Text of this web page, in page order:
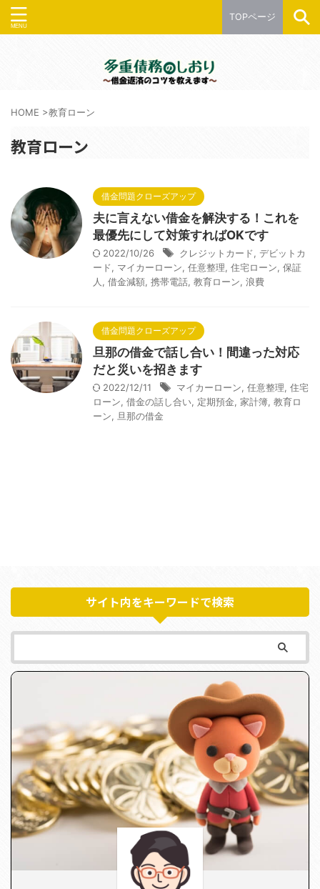
TOPページ
HOME >教育ローン
教育ローン
借金問題クローズアップ
夫に言えない借金を解決する！これを
最優先にして対策すればOKです
2022/10/26 クレジットカード, デビットカ
ード, マイカーローン, 任意整理, 住宅ローン, 保証
人 , 借金減額, 携帯電話, 教育ローン, 浪費
借金問題クローズアップ
旦那の借金で話し合い！間違った対応
だと災いを招きます
2022/12/11 マイカーローン, 任意整理, 住宅
ローン, 借金の話し合い, 定期預金, 家計簿, 教育ロ
ーン, 旦那の借金
サイト内をキーワードで検索